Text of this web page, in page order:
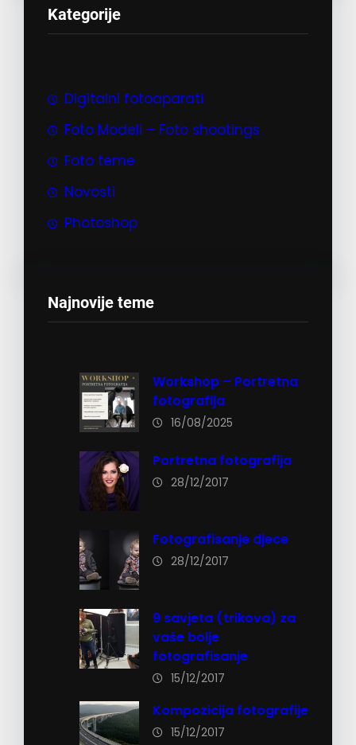
r
a
Kategorije
Digitalni fotoaparati
Foto Modeli – Foto shootings
Foto teme
Novosti
Photoshop
Najnovije teme
Workshop – Portretna
fotografija
16/08/2025
Portretna fotografija
28/12/2017
Fotografisanje djece
28/12/2017
9 savjeta (trikova) za
vaše bolje
fotografisanje
15/12/2017
Kompozicija fotografije
15/12/2017